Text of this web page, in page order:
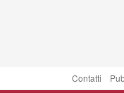
Contatti